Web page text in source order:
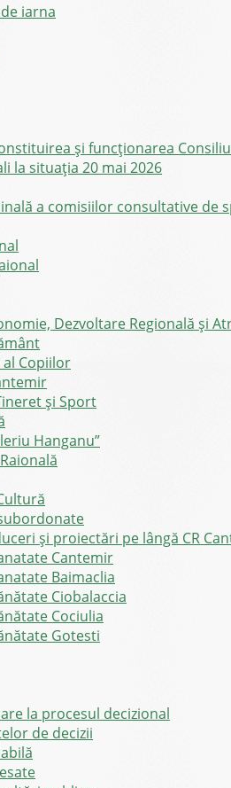
iarna
şi funcţionarea
la situația 20 mai 2026
a comisiilor consultative de
Dezvoltare Regională și
Copiilor
și Sport
Hanganu”
și proiectări pe lângă CR
Cantemir
Baimaclia
Ciobalaccia
Cociulia
Gotesti
la procesul decizional
de decizii